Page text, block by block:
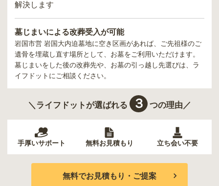
解決します
墓じまいによる改葬受入が可能
岩国市営 岩国大内迫墓地に空き区画があれば、ご先祖様のご
遺骨を埋蔵し直す場所として、お墓をご利用いただけます。
墓じまいをした後の改葬先や、お墓の引っ越し先選びは、ラ
イフドットにご相談ください。
＼ライフドットが選ばれる ３ つの理由／
手厚いサポート 無料お見積もり 立ち会い不要
無料でお見積もり・ご提案